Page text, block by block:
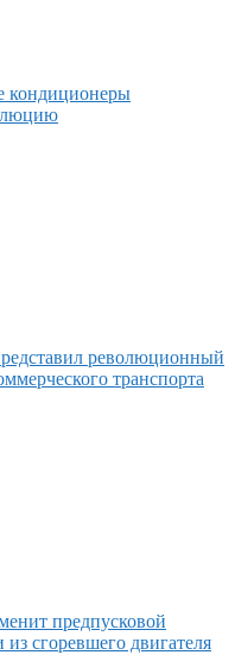
кондиционеры
революционный
транспорта
предпусковой
из сгоревшего двигателя